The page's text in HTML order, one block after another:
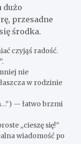
dużo
przesadne
środka.
czyjąś radość.
nie
w rodzinie
— łatwo brzmi
„cieszę się!”
wiadomość po